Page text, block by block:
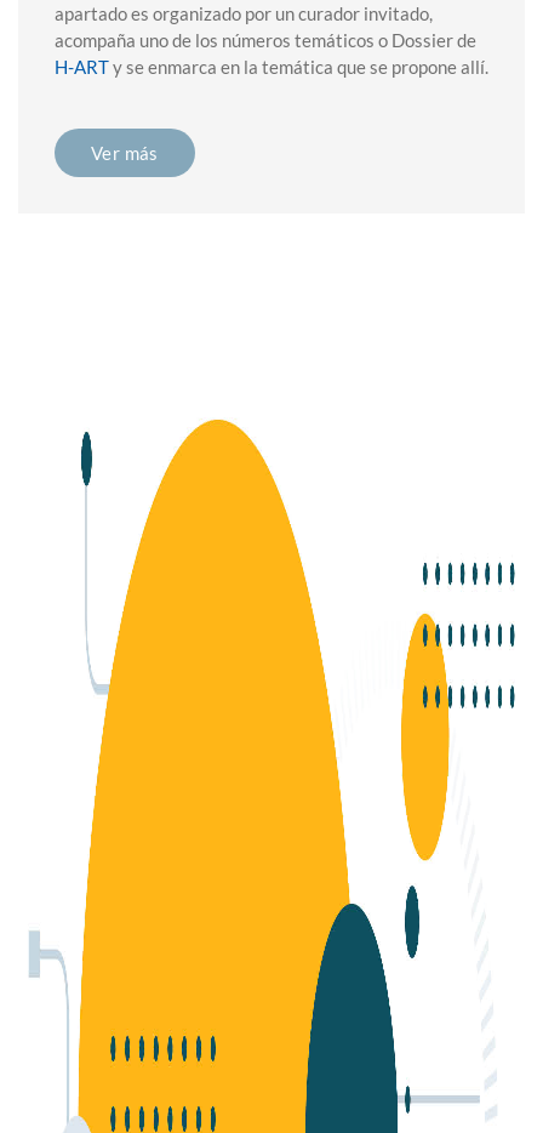
apartado es organizado por un curador invitado,
acompaña uno de los números temáticos o Dossier de
H-ARTy se enmarca en la temática que se propone allí.
Ver más